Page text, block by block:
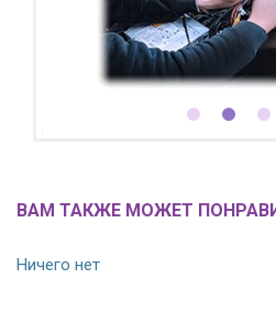
ВАМ ТАКЖЕ МОЖЕТ
Ничего нет